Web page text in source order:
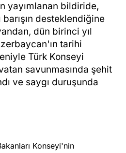
yayımlanan bildiride,
barışın desteklendiğine
dün birinci yıl
tarihi
Türk Konseyi
savunmasında şehit
ve saygı duruşunda
Konseyi'nin